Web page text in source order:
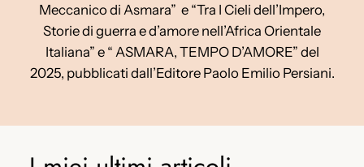
Meccanico di Asmara” e “Tra I Cieli dell’Impero,
Storie di guerra e d’amore nell’Africa Orientale
Italiana” e “ ASMARA, TEMPO D’AMORE” del
2025, pubblicati dall’Editore Paolo Emilio Persiani.